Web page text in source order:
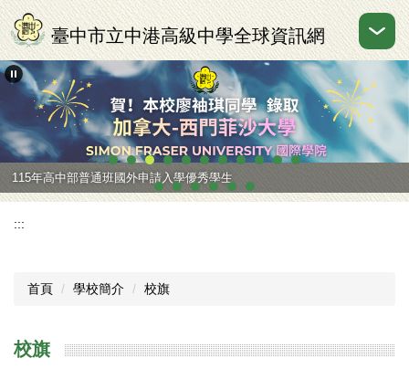
跳
到
主
要
區
臺中市立中港高級中學全球資訊網
115年高中部普通班國外申請入學優秀學生
:::
首頁 學校簡介 校旗
校旗